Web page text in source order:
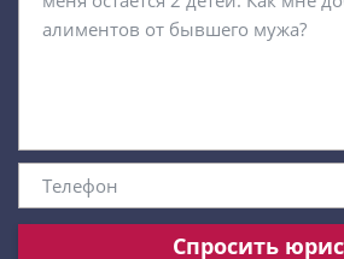
Спросить